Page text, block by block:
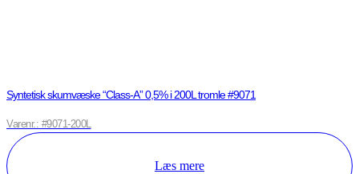
Syntetisk skumvæske “Class-A” 0,5% i 200L tromle #9071
Varenr.: #9071-200L
Læs mere